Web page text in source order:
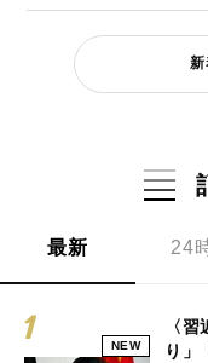
新
最新 24
NEW
〈
り」